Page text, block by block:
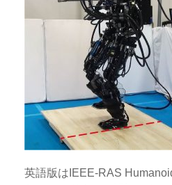
英語版はIEEE-RAS